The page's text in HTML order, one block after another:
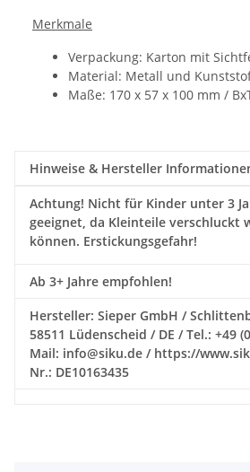
Merkmale
Verpackung: Karton mit
Material: Metall und
Maße: 170 x 57 x 100 mm /
Hinweise & Hersteller
Achtung! Nicht für Kinder unter 3
geeignet, da Kleinteile verschluckt
können. Erstickungsgefahr!
Ab 3+ Jahre empfohlen!
Hersteller: Sieper GmbH /
58511 Lüdenscheid / DE / Tel.: +49
Mail: info@siku.de / https://
Nr.: DE10163435